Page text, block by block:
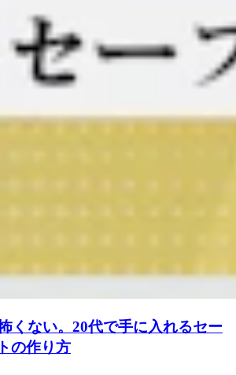
くない。20代で手に入れるセー
の作り方